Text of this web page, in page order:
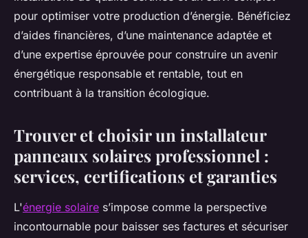
Victor •28 juin 2025•5 min de lecture
pour optimiser votre production d’énergie. Bénéficiez
d’aides financières, d’une maintenance adaptée et
d’une expertise éprouvée pour construire un avenir
énergétique responsable et rentable, tout en
contribuant à la transition écologique.
Trouver et choisir un installateur
panneaux solaires professionnel :
services, certifications et garanties
L'énergie solaire s’impose comme la perspective
incontournable pour baisser ses factures et sécuriser